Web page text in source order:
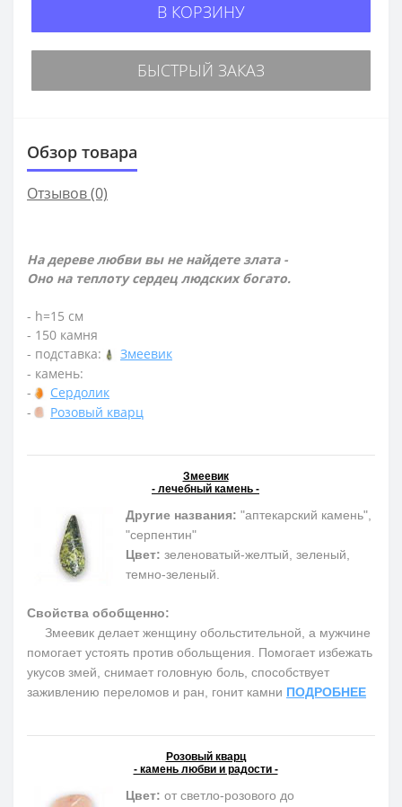
В КОРЗИНУ
БЫСТРЫЙ ЗАКАЗ
Обзор товара
Отзывов (0)
На дереве любви вы не найдете злата -
Оно на теплоту сердец людских богато.
- h=15 см
- 150 камня
- подставка:
Змеевик
- камень:
-
Сердолик
-
Розовый кварц
Змеевик
- лечебный камень -
Другие названия: "аптекарский камень",
"серпентин"
Цвет: зеленоватый-желтый, зеленый,
темно-зеленый.
Свойства обобщенно:
Змеевик делает женщину обольстительной, а мужчине
помогает устоять против обольщения. Помогает избежать
укусов змей, снимает головную боль, способствует
заживлению переломов и ран, гонит камни ПОДРОБНЕЕ
Розовый кварц
- камень любви и радости -
Цвет: от светло-розового до